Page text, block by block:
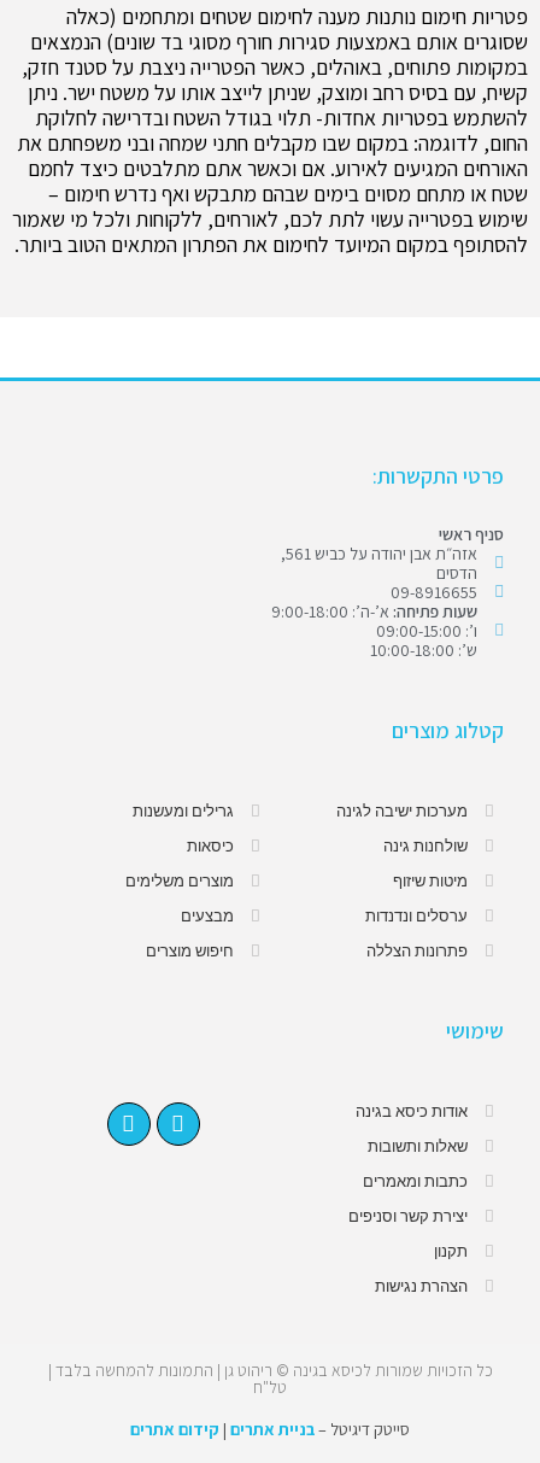
פטריות חימום נותנות מענה לחימום שטחים ומתחמים (כאלה
שסוגרים אותם באמצעות סגירות חורף מסוגי בד שונים) הנמצאים
במקומות פתוחים, באוהלים, כאשר הפטרייה ניצבת על סטנד חזק,
קשיח, עם בסיס רחב ומוצק, שניתן לייצב אותו על משטח ישר. ניתן
להשתמש בפטריות אחדות- תלוי בגודל השטח ובדרישה לחלוקת
החום, לדוגמה: במקום שבו מקבלים חתני שמחה ובני משפחתם את
האורחים המגיעים לאירוע. אם וכאשר אתם מתלבטים כיצד לחמם
שטח או מתחם מסוים בימים שבהם מתבקש ואף נדרש חימום –
שימוש בפטרייה עשוי לתת לכם, לאורחים, ללקוחות ולכל מי שאמור
להסתופף במקום המיועד לחימום את הפתרון המתאים הטוב ביותר.
פרטי התקשרות:
סניף ראשי
אזה״ת אבן יהודה על כביש 561,
הדסים
09-8916655
שעות פתיחה: א’-ה’: 9:00-18:00
ו’: 09:00-15:00
ש’: 10:00-18:00
קטלוג מוצרים
מערכות ישיבה לגינה
שולחנות גינה
מיטות שיזוף
ערסלים ונדנדות
פתרונות הצללה
גרילים ומעשנות
כיסאות
מוצרים משלימים
מבצעים
חיפוש מוצרים
שימושי
אודות כיסא בגינה
שאלות ותשובות
כתבות ומאמרים
יצירת קשר וסניפים
תקנון
הצהרת נגישות
כל הזכויות שמורות לכיסא בגינה © ריהוט גן | התמונות להמחשה בלבד |
טל"ח
סייטק דיגיטל –בניית אתרים | קידום אתרים